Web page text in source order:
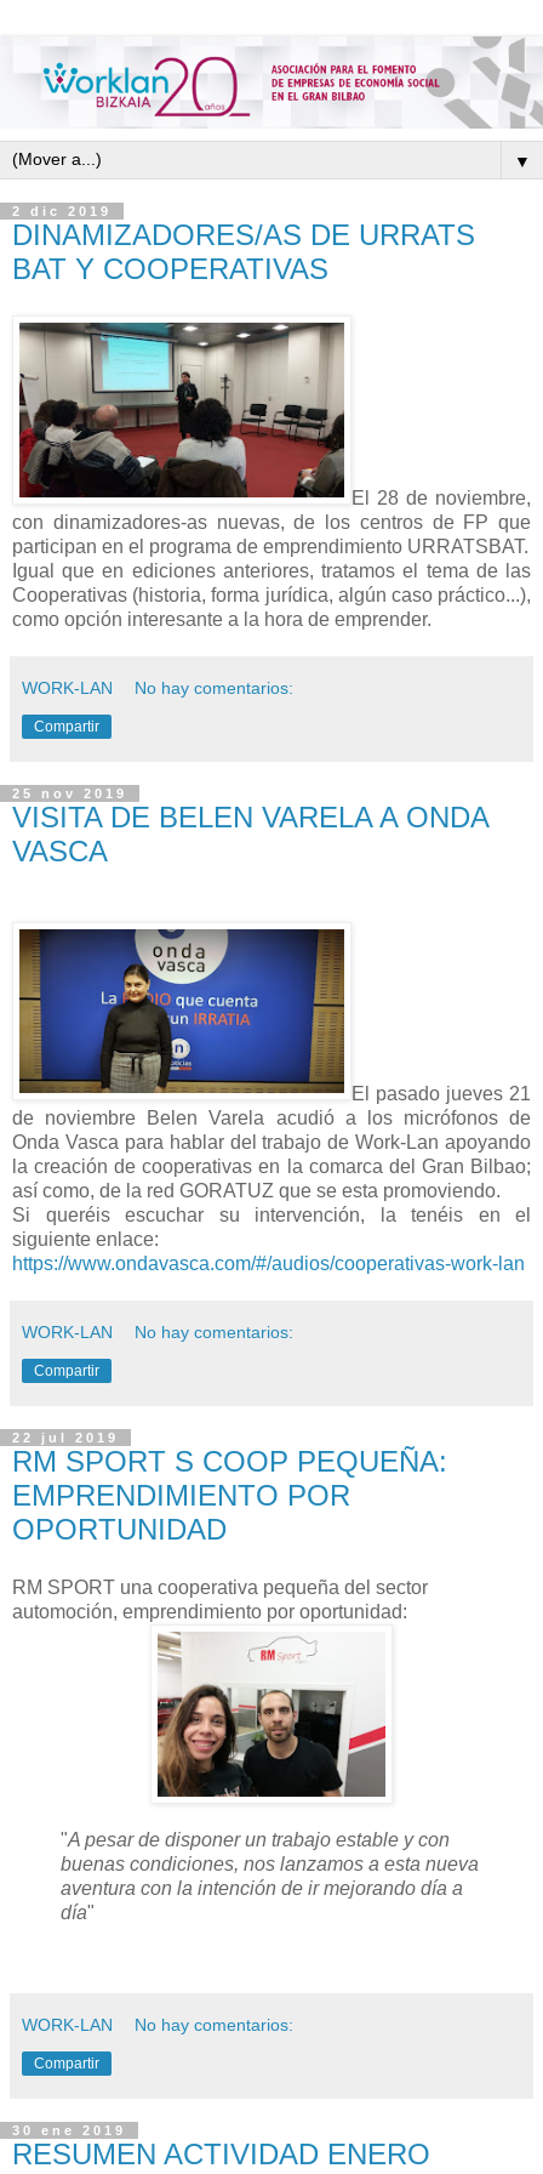
▼
2 dic 2019
DINAMIZADORES/AS DE URRATS
BAT Y COOPERATIVAS
El 28 de noviembre,
con dinamizadores-as nuevas, de los centros de FP que
participan en el programa de emprendimiento URRATSBAT.
Igual que en ediciones anteriores, tratamos el tema de las
Cooperativas (historia, forma jurídica, algún caso práctico...),
como opción interesante a la hora de emprender.
WORK-LAN No hay comentarios:
Compartir
25 nov 2019
VISITA DE BELEN VARELA A ONDA
VASCA
El pasado jueves 21
de noviembre Belen Varela acudió a los micrófonos de
Onda Vasca para hablar del trabajo de Work-Lan apoyando
la creación de cooperativas en la comarca del Gran Bilbao;
así como, de la red GORATUZ que se esta promoviendo.
Si queréis escuchar su intervención, la tenéis en el
siguiente enlace:
https://www.ondavasca.com/#/audios/cooperativas-work-lan
WORK-LAN No hay comentarios:
Compartir
22 jul 2019
RM SPORT S COOP PEQUEÑA:
EMPRENDIMIENTO POR
OPORTUNIDAD
RM SPORT una cooperativa pequeña del sector
automoción, emprendimiento por oportunidad:
"A pesar de disponer un trabajo estable y con
buenas condiciones, nos lanzamos a esta nueva
aventura con la intención de ir mejorando día a
día"
WORK-LAN No hay comentarios:
Compartir
30 ene 2019
RESUMEN ACTIVIDAD ENERO